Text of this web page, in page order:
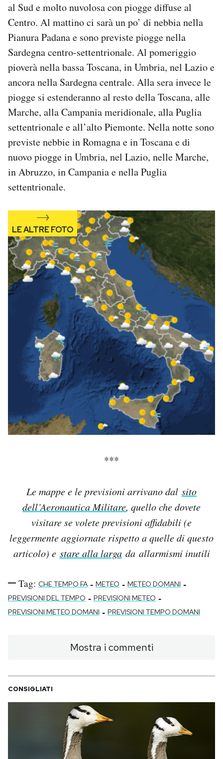
AREA PERSONALE
Area Personale
Newsletter
Notifiche mobile
Regala il Post
Hai bisogno di aiuto?
al Sud e molto nuvolosa con piogge diffuse al
Centro. Al mattino ci sarà un po’ di nebbia nella
Pianura Padana e sono previste piogge nella
Sardegna centro-settentrionale. Al pomeriggio
pioverà nella bassa Toscana, in Umbria, nel Lazio e
ancora nella Sardegna centrale. Alla sera invece le
piogge si estenderanno al resto della Toscana, alle
Marche, alla Campania meridionale, alla Puglia
settentrionale e all’alto Piemonte. Nella notte sono
previste nebbie in Romagna e in Toscana e di
nuovo piogge in Umbria, nel Lazio, nelle Marche,
in Abruzzo, in Campania e nella Puglia
settentrionale.
***
Le mappe e le previsioni arrivano dal sito
dell’Aeronautica Militare, quello che dovete
visitare se volete previsioni affidabili (e
leggermente aggiornate rispetto a quelle di questo
articolo) e stare alla largada allarmismi inutili
Tag: CHE TEMPO FA - METEO - METEO DOMANI -
PREVISIONI DEL TEMPO - PREVISIONI METEO -
PREVISIONI METEO DOMANI - PREVISIONI TEMPO DOMANI
Mostra i commenti
CONSIGLIATI